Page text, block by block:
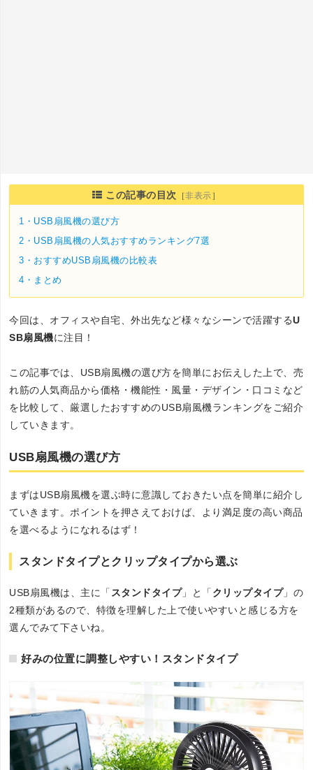
この記事の目次 ［非表示 ］
1・ USB扇風機の選び方
2・ USB扇風機の人気おすすめランキング7選
3・ おすすめUSB扇風機の比較表
4・ まとめ
今回は、オフィスや自宅、外出先など様々なシーンで活躍するU
SB扇風機に注目！
この記事では、USB扇風機の選び方を簡単にお伝えした上で、売
れ筋の人気商品から価格・機能性・風量・デザイン・口コミなど
を比較して、厳選したおすすめのUSB扇風機ランキングをご紹介
していきます。
USB扇風機の選び方
まずはUSB扇風機を選ぶ時に意識しておきたい点を簡単に紹介し
ていきます。ポイントを押さえておけば、より満足度の高い商品
を選べるようになれるはず！
スタンドタイプとクリップタイプから選ぶ
USB扇風機は、主に「 スタンドタイプ」と「 クリップタイプ」の
2種類があるので、特徴を理解した上で使いやすいと感じる方を
選んでみて下さいね。
好みの位置に調整しやすい！スタンドタイプ